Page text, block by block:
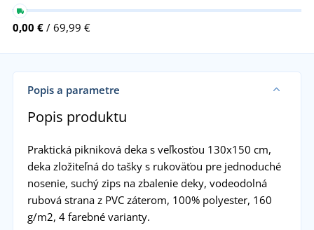
0,00 € / 69,99 €
Popis a parametre
Popis produktu
Praktická pikniková deka s veľkosťou 130x150 cm,
deka zložiteľná do tašky s rukoväťou pre jednoduché
nosenie, suchý zips na zbalenie deky, vodeodolná
rubová strana z PVC záterom, 100% polyester, 160
g/m2, 4 farebné varianty.